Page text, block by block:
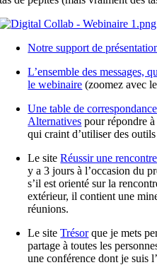
Notre support de
L’ensemble des messages,
le webinaire (zoomez avec
Une table de
Alternatives pour répondre à
qui craint d’utiliser des
Le siteRéussir une
y a 3 jours à l’occasion du
s’ilest orienté sur la
extérieur, il contient une
réunions.
Le siteTrésorque je mets
partage à toutes les
une conférence dont je suis